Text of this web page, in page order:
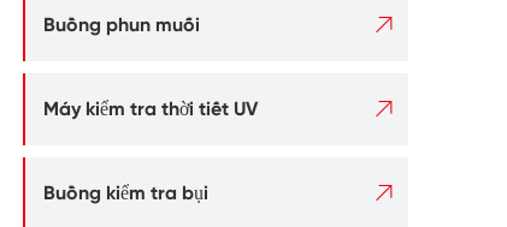
Buồng phun muối 
Máy kiểm tra thời tiết UV 
Buồng kiểm tra bụi 